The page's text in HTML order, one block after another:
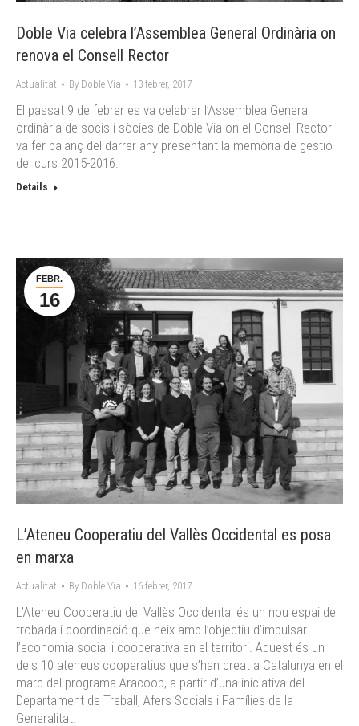
Doble Via celebra l’Assemblea General Ordinària on
renova el Consell Rector
Actualitat By Doble Via 13 febrer, 2017
El passat 9 de febrer es va celebrar l’Assemblea General
ordinària de socis i sòcies de Doble Via on el Consell Rector
va fer balanç del darrer any presentant la memòria de gestió
del curs 2015-2016.
Details
FEBR.
16
L’Ateneu Cooperatiu del Vallès Occidental es posa
en marxa
Actualitat By Doble Via 16 febrer, 2017
L’Ateneu Cooperatiu del Vallès Occidental és un nou espai de
trobada i coordinació que neix amb l’objectiu d’impulsar
l’economia social i cooperativa en el territori. Aquest és un
dels 10 ateneus cooperatius que s’han creat a Catalunya en el
marc del programa Aracoop, a partir d’una iniciativa del
Departament de Treball, Afers Socials i Famílies de la
Generalitat.